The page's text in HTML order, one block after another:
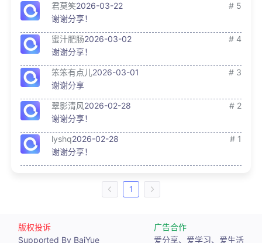
君莫笑2026-03-22
# 5
谢谢分享！
蜜汁肥肠2026-03-02
# 4
谢谢分享！
笨笨有点儿2026-03-01
# 3
谢谢分享
翠影清风2026-02-28
# 2
谢谢分享！
lyshq2026-02-28
# 1
谢谢分享！
1
版权投诉
Supported By BaiYue
广告合作
爱分享、爱学习、爱生活